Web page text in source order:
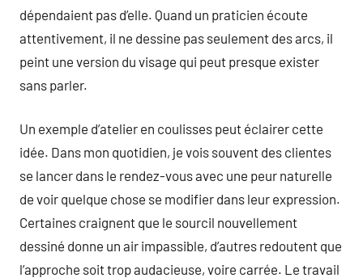
dépendaient pas d’elle. Quand un praticien écoute
attentivement, il ne dessine pas seulement des arcs, il
peint une version du visage qui peut presque exister
sans parler.
Un exemple d’atelier en coulisses peut éclairer cette
idée. Dans mon quotidien, je vois souvent des clientes
se lancer dans le rendez-vous avec une peur naturelle
de voir quelque chose se modifier dans leur expression.
Certaines craignent que le sourcil nouvellement
dessiné donne un air impassible, d’autres redoutent que
l’approche soit trop audacieuse, voire carrée. Le travail